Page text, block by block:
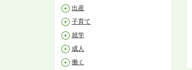
出産
子育て
就学
成人
働く